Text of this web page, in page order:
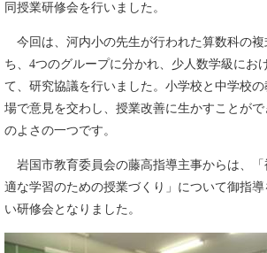
同授業研修会を行いました。
今回は、河内小の先生が行われた算数科の
ち、4つのグループに分かれ、少人数学級にお
て、研究協議を行いました。小学校と中学校
場で意見を交わし、授業改善に生かすことが
のよさの一つです。
岩国市教育委員会の藤高指導主事からは、
適な学習のための授業づくり」について御指
い研修会となりました。